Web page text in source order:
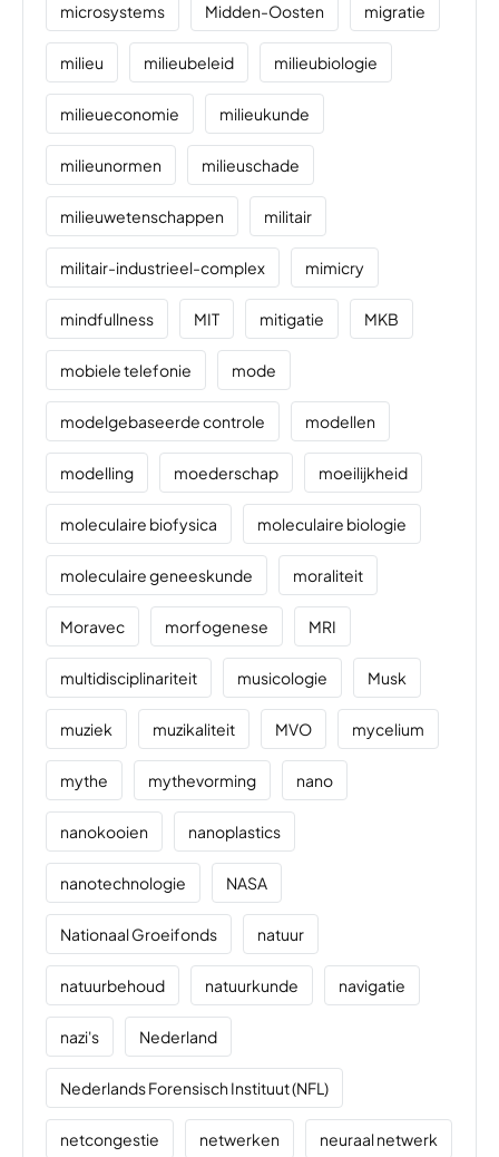
microsystems Midden-Oosten migratie
milieu milieubeleid milieubiologie
milieueconomie milieukunde
milieunormen milieuschade
milieuwetenschappen militair
militair-industrieel-complex mimicry
mindfullness MIT mitigatie MKB
mobiele telefonie mode
modelgebaseerde controle modellen
modelling moederschap moeilijkheid
moleculaire biofysica moleculaire biologie
moleculaire geneeskunde moraliteit
Moravec morfogenese MRI
multidisciplinariteit musicologie Musk
muziek muzikaliteit MVO mycelium
mythe mythevorming nano
nanokooien nanoplastics
nanotechnologie NASA
Nationaal Groeifonds natuur
natuurbehoud natuurkunde navigatie
nazi's Nederland
Nederlands Forensisch Instituut (NFL)
netcongestie netwerken neuraal netwerk